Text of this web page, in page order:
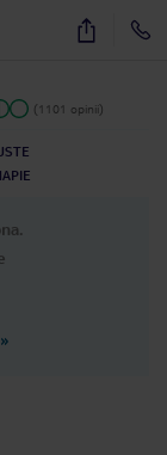
43
(1101 opinii)
»